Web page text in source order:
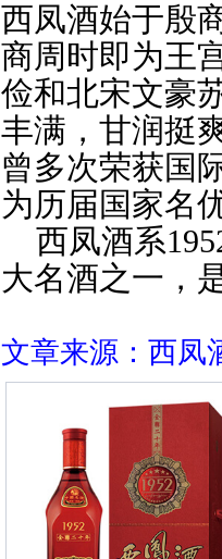
西凤酒始于殷
商周时即为王
俭和北宋文豪
丰满，甘润挺
曾多次荣获国
为历届国家名
西凤酒系
大名酒之一，
文章来源：西凤